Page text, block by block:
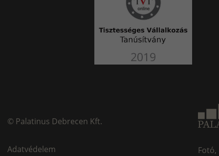
© Palatinus Debrecen Kft.
Adatvédelem
Fotó,